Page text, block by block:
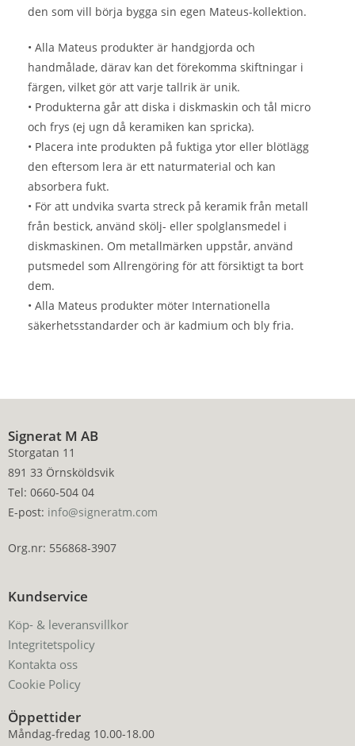
den som vill börja bygga sin egen Mateus-kollektion.
• Alla Mateus produkter är handgjorda och
handmålade, därav kan det förekomma skiftningar i
färgen, vilket gör att varje tallrik är unik.
• Produkterna går att diska i diskmaskin och tål micro
och frys (ej ugn då keramiken kan spricka).
• Placera inte produkten på fuktiga ytor eller blötlägg
den eftersom lera är ett naturmaterial och kan
absorbera fukt.
• För att undvika svarta streck på keramik från metall
från bestick, använd skölj- eller spolglansmedel i
diskmaskinen. Om metallmärken uppstår, använd
putsmedel som Allrengöring för att försiktigt ta bort
dem.
• Alla Mateus produkter möter Internationella
säkerhetsstandarder och är kadmium och bly fria.
Signerat M AB
Storgatan 11
891 33 Örnsköldsvik
Tel: 0660-504 04
E-post: info@signeratm.com
Org.nr: 556868-3907
Kundservice
Köp- & leveransvillkor
Integritetspolicy
Kontakta oss
Cookie Policy
Öppettider
Måndag-fredag 10.00-18.00